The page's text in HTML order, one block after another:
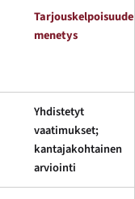
menetys
Yhdistetyt
vaatimukset;
kantajakohtainen
arviointi